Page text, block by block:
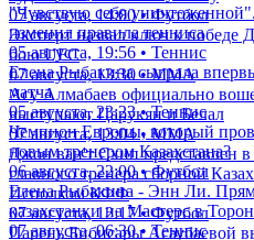
07 августа, 14:00 • Футбол
Эксперт назвал ключ к победе
бою UFC
07 августа, 13:30 • ММА
Асу Алмабаев официально
выступают Царукян и Белал
07 августа, 13:04 • ММА
Джон ван'т Схип представлен в
главного тренера сборной
Исполком КФФ
07 августа, 12:17 • Футбол
Парень Бибисары Асаубаевой
"Чувствую себя
изменил правила тенниса
05 августа, 19:56 • Теннис
Елена Рыбакина сыграла
матча
05 августа, 23:23 • Теннис
Чемпион Европы, который
новым тренером Казахстана?
06 августа, 22:00 • Футбол
Елена Рыбакина - Энн Ли.
казахстанки на Мастерс в
07 августа, 06:30 • Теннис